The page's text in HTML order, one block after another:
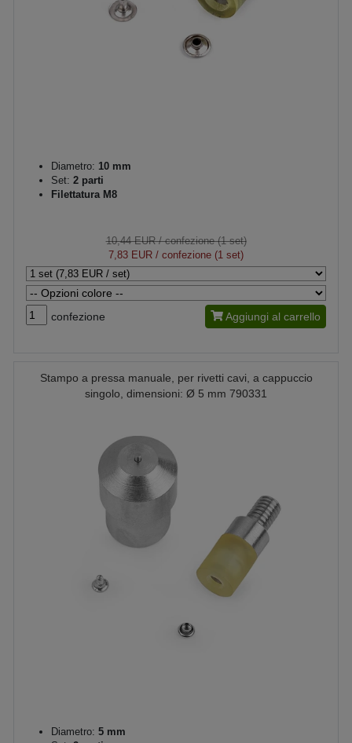
Diametro: 10 mm
Set: 2 parti
Filettatura M8
10,44 EUR/ confezione (1 set)
7,83 EUR / confezione (1 set)
confezione Aggiungi al carrello
Stampo a pressa manuale, per rivetti cavi, a cappuccio
singolo, dimensioni: Ø 5 mm 790331
Diametro: 5 mm